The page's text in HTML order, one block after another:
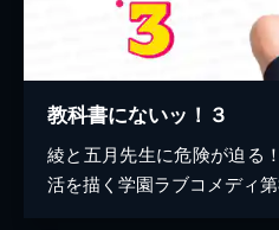
教科書にないッ！３
綾と五月先生に危険が迫る
活を描く学園ラブコメディ